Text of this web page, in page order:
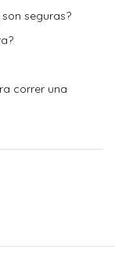
seguras?
correr una